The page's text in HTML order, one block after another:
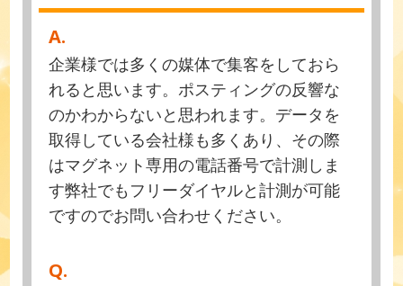
A.
企業様では多くの媒体で集客をしておら
れると思います。ポスティングの反響な
のかわからないと思われます。データを
取得している会社様も多くあり、その際
はマグネット専用の電話番号で計測しま
す弊社でもフリーダイヤルと計測が可能
ですのでお問い合わせください。
Q.